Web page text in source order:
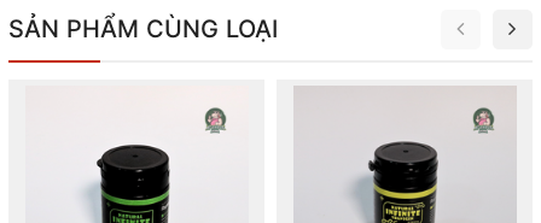
SẢN PHẨM CÙNG LOẠI